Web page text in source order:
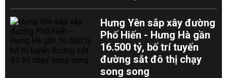
Hưng Yên sắp xây đường
Phố Hiến - Hưng Hà gần
16.500 tỷ, bố trí tuyến
đường sắt đô thị chạy
song song